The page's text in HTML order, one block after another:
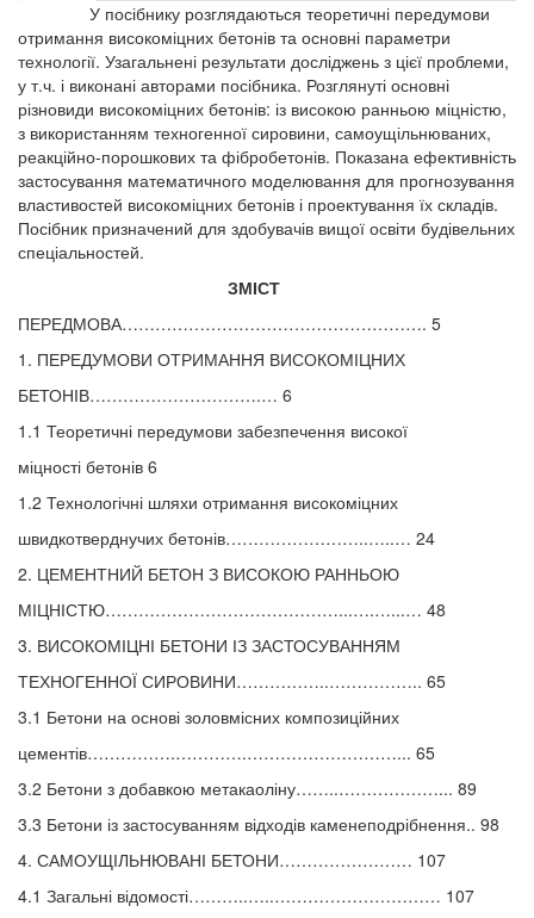
У посібнику розглядаються теоретичні передумови
отримання високоміцних бетонів та основні параметри
технології. Узагальнені результати досліджень з цієї проблеми,
у т.ч. і виконані авторами посібника. Розглянуті основні
різновиди високоміцних бетонів: із високою ранньою міцністю,
з використанням техногенної сировини, самоущільнюваних,
реакційно-порошкових та фібробетонів. Показана ефективність
застосування математичного моделювання для прогнозування
властивостей високоміцних бетонів і проектування їх складів.
Посібник призначений для здобувачів вищої освіти будівельних
спеціальностей.
ЗМІСТ
ПЕРЕДМОВА………………………………………………. 5
1. ПЕРЕДУМОВИ ОТРИМАННЯ ВИСОКОМІЦНИХ
БЕТОНІВ………………………….… 6
1.1 Теоретичні передумови забезпечення високої
міцності бетонів 6
1.2 Технологічні шляхи отримання високоміцних
швидкотверднучих бетонів……………………..…..… 24
2. ЦЕМЕНТНИЙ БЕТОН З ВИСОКОЮ РАННЬОЮ
МІЦНІСТЮ……………………………………...….…...… 48
3. ВИСОКОМІЦНІ БЕТОНИ ІЗ ЗАСТОСУВАННЯМ
ТЕХНОГЕННОЇ СИРОВИНИ……………..…………….. 65
3.1 Бетони на основі золовмісних композиційних
цементів…………….………….………………………... 65
3.2 Бетони з добавкою метакаоліну……..………………... 89
3.3 Бетони із застосуванням відходів каменеподрібнення.. 98
4. САМОУЩІЛЬНЮВАНІ БЕТОНИ…………………… 107
4.1 Загальні відомості………..…..………………………… 107